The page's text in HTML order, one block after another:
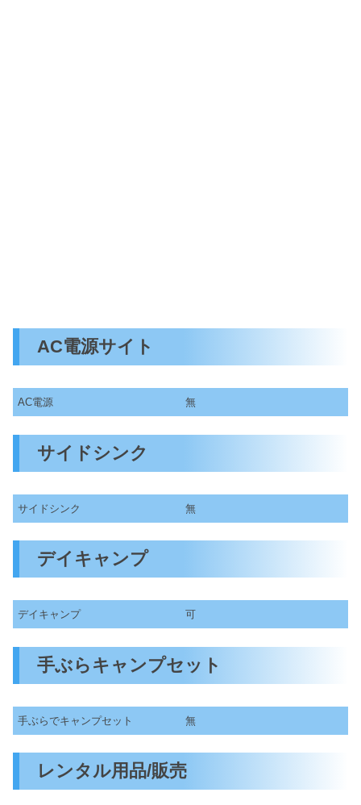
AC電源サイト
AC電源 無
サイドシンク
サイドシンク 無
デイキャンプ
デイキャンプ 可
手ぶらキャンプセット
手ぶらでキャンプセット 無
レンタル用品/販売